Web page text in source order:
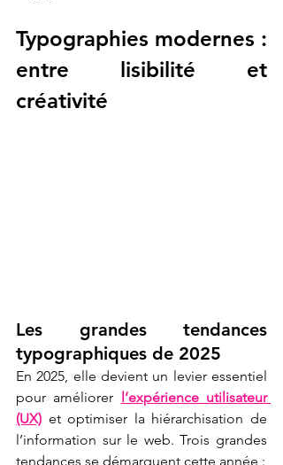
Typographies modernes :
entre lisibilité et
créativité
Les grandes tendances
typographiques de 2025
En 2025, elle devient un levier essentiel
pour améliorer l’expérience utilisateur
(UX) et optimiser la hiérarchisation de
l’information sur le web. Trois grandes
tendances se démarquent cette année :